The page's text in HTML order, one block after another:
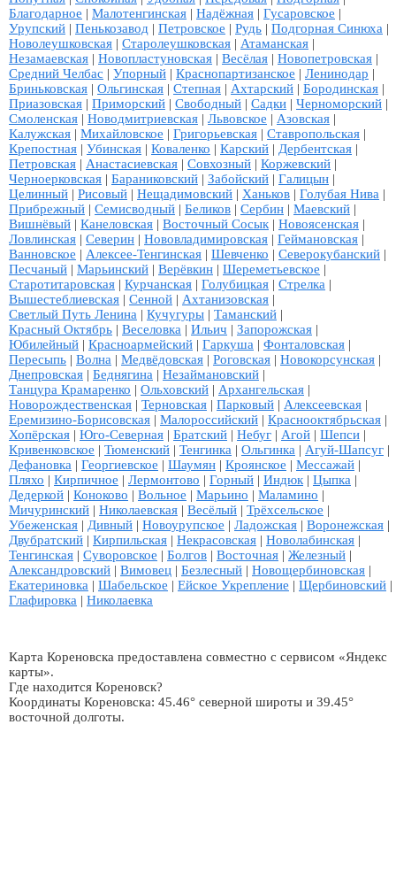
Благодарное | Малотенгинская | Надёжная | Гусаровское |
Урупский | Пенькозавод | Петровское | Рудь | Подгорная Синюха |
Новолеушковская | Старолеушковская | Атаманская |
Незамаевская | Новопластуновская | Весёлая | Новопетровская |
Средний Челбас | Упорный | Краснопартизанское | Ленинодар |
Бриньковская | Ольгинская | Степная | Ахтарский | Бородинская |
Приазовская | Приморский | Свободный | Садки | Черноморский |
Смоленская | Новодмитриевская | Львовское | Азовская |
Калужская | Михайловское | Григорьевская | Ставропольская |
Крепостная | Убинская | Коваленко | Карский | Дербентская |
Петровская | Анастасиевская | Совхозный | Коржевский |
Черноерковская | Бараниковский | Забойский | Галицын |
Целинный | Рисовый | Нещадимовский | Ханьков | Голубая Нива |
Прибрежный | Семисводный | Беликов | Сербин | Маевский |
Вишнёвый | Канеловская | Восточный Сосык| Новоясенская |
Ловлинская | Северин | Нововладимировская | Геймановская |
Ванновское | Алексее-Тенгинская | Шевченко | Северокубанский |
Песчаный | Марьинский | Верёвкин | Шереметьевское |
Старотитаровская | Курчанская | Голубицкая | Стрелка |
Вышестеблиевская | Сенной | Ахтанизовская |
Светлый Путь Ленина | Кучугуры | Таманский |
Красный Октябрь | Веселовка | Ильич | Запорожская |
Юбилейный | Красноармейский | Гаркуша | Фонталовская |
Пересыпь | Волна | Медвёдовская | Роговская | Новокорсунская |
Днепровская | Беднягина | Незаймановский |
Танцура Крамаренко | Ольховский | Архангельская |
Новорождественская | Терновская | Парковый | Алексеевская |
Еремизино-Борисовская | Малороссийский | Краснооктябрьская |
Хопёрская | Юго-Северная | Братский | Небуг | Агой | Шепси |
Кривенковское | Тюменский | Тенгинка | Ольгинка | Агуй-Шапсуг |
Дефановка | Георгиевское | Шаумян | Кроянское | Мессажай |
Пляхо | Кирпичное | Лермонтово | Горный | Индюк| Цыпка |
Дедеркой | Коноково | Вольное | Марьино | Маламино |
Мичуринский | Николаевская | Весёлый | Трёхсельское |
Убеженская | Дивный | Новоурупское | Ладожская | Воронежская |
Двубратский | Кирпильская | Некрасовская | Новолабинская |
Тенгинская | Суворовское | Болгов | Восточная | Железный |
Александровский | Вимовец | Безлесный | Новощербиновская |
Екатериновка | Шабельское | Ейское Укрепление | Щербиновский |
Глафировка | Николаевка
Карта Кореновска предоставлена совместно с сервисом «Яндекс
карты».
Где находится Кореновск?
Координаты Кореновска: 45.46° северной широты и 39.45°
восточной долготы.